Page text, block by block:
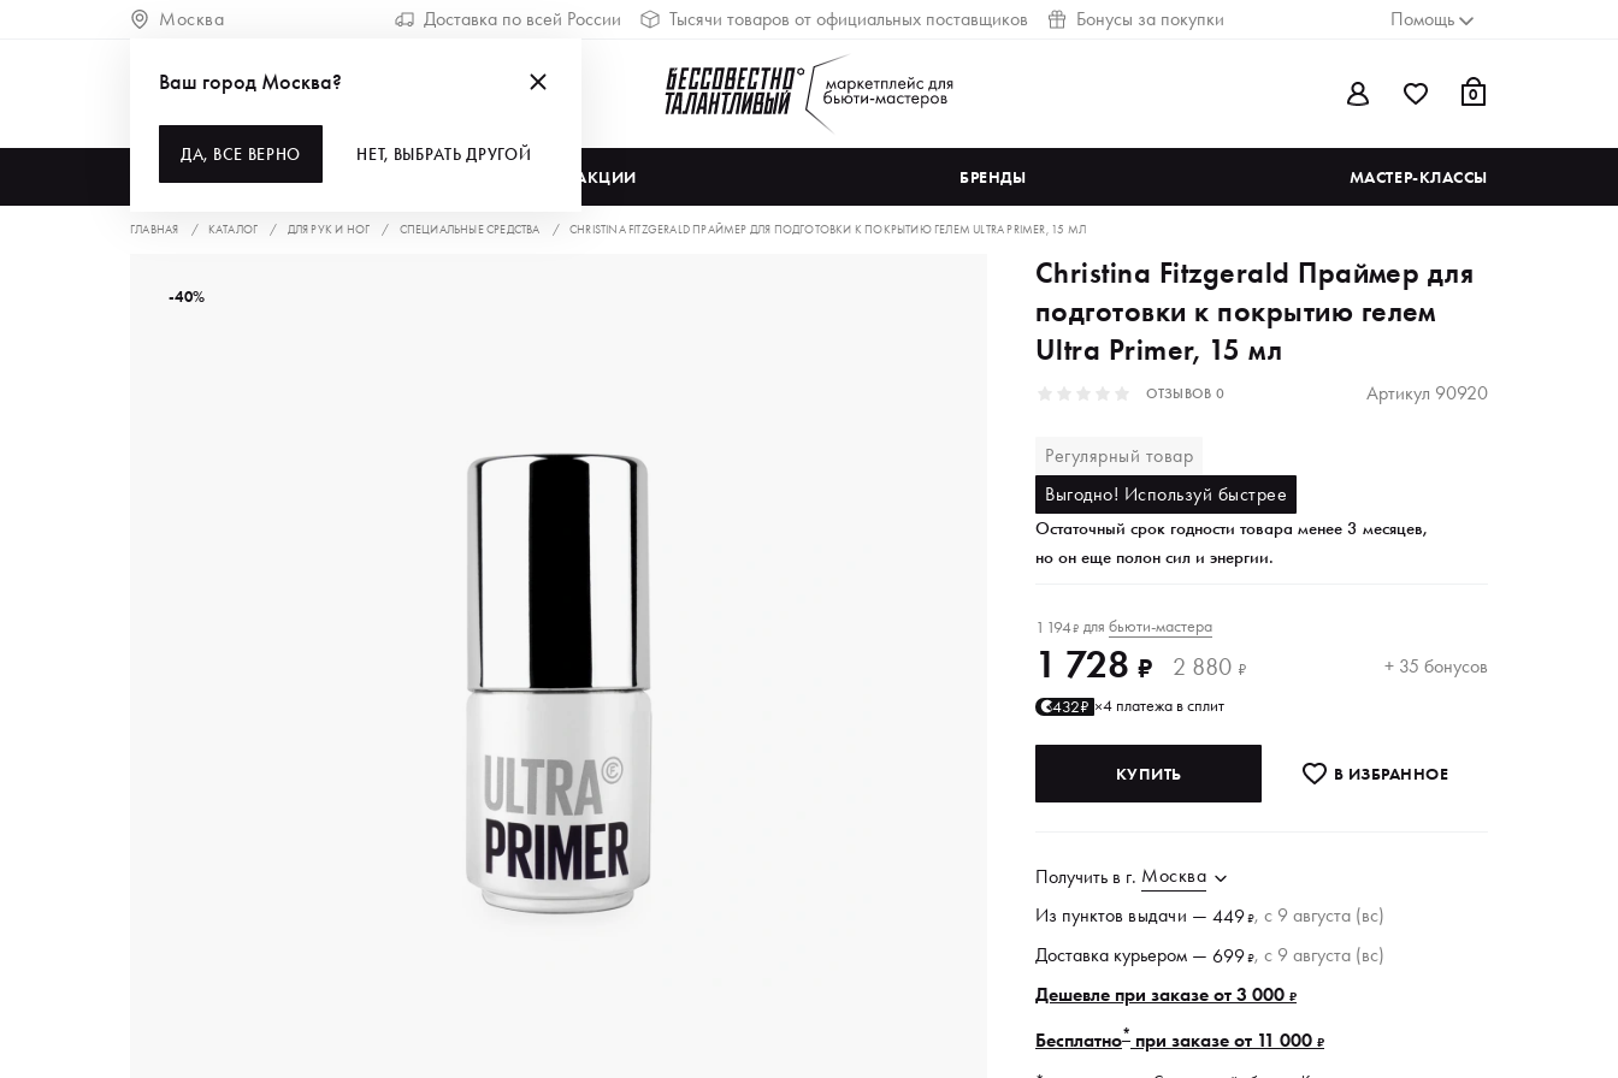
Москва Доставка по всей России Тысячи товаров от официальных поставщиков Бонусы за покупки Помощь
0
АКЦИИ БРЕНДЫ МАСТЕР-КЛАССЫ
Ваш город Москва?
ДА, ВСЕ ВЕРНО НЕТ, ВЫБРАТЬ ДРУГОЙ
ГЛАВНАЯ КАТАЛОГ ДЛЯ РУК И НОГ СПЕЦИАЛЬНЫЕ СРЕДСТВА CHRISTINA FITZGERALD ПРАЙМЕР ДЛЯ ПОДГОТОВКИ К ПОКРЫТИЮ ГЕЛЕМ ULTRA PRIMER, 15 МЛ
-40%
Christina Fitzgerald Праймер для
подготовки к покрытию гелем
Ultra Primer, 15 мл
ОТЗЫВОВ 0 Артикул 90920
Регулярный товар
Выгодно! Используй быстрее
Остаточный срок годности товара менее 3 месяцев,
но он еще полон сил и энергии.
1 194₽ для бьюти-мастера
1 728 ₽ 2 880 ₽ + 35 бонусов
432₽ ×4 платежа в сплит
КУПИТЬ В ИЗБРАННОE
Получить в г. Москва
Из пунктов выдачи —449₽, c 9 августа (вс)
Доставка курьером —699₽, c 9 августа (вс)
Дешевле при заказе от 3 000₽
Бесплатно* при заказе от 11 000₽